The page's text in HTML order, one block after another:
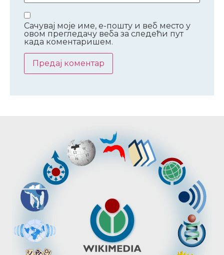
Сачувај моје име, е-пошту и веб место у
овом прегледачу веба за следећи пут
када коментаришем.